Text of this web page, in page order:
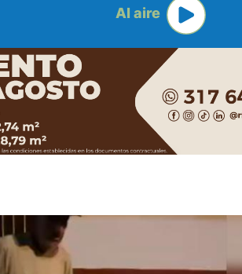
Al aire